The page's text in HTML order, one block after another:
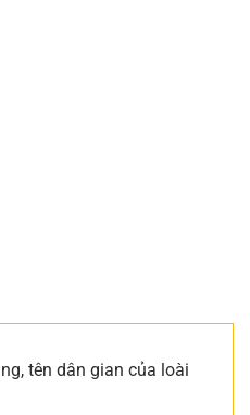
tên dân gian của loài